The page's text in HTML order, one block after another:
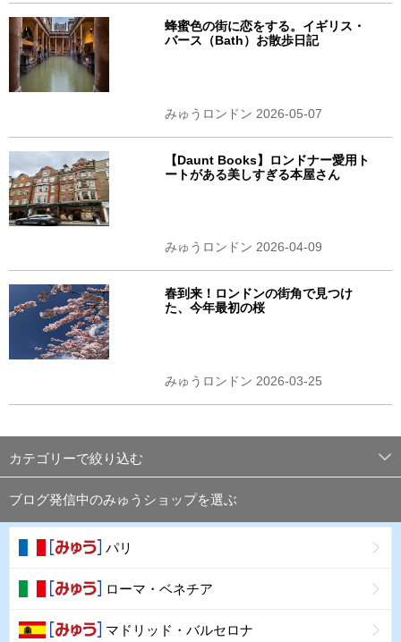
蜂蜜色の街に恋をする。イギリス・
バース（Bath）お散歩日記
みゅうロンドン 2026-05-07
【Daunt Books】ロンドナー愛用ト
ートがある美しすぎる本屋さん
みゅうロンドン 2026-04-09
春到来！ロンドンの街角で見つけ
た、今年最初の桜
みゅうロンドン 2026-03-25
カテゴリーで絞り込む
ブログ発信中のみゅうショップを選ぶ
パリ
ローマ・ベネチア
マドリッド・バルセロナ